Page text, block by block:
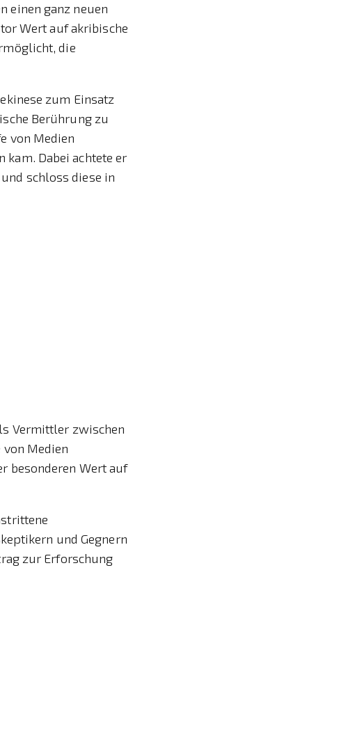
einen ganz neuen
Wert auf akribische
die
zum Einsatz
Berührung zu
von Medien
kam. Dabei achtete er
schloss diese in
Vermittler zwischen
Medien
besonderen Wert auf
und Gegnern
zur Erforschung